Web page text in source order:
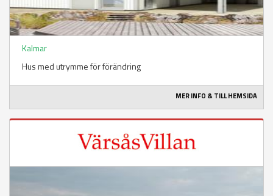
Kalmar
Hus med utrymme för förändring
MER INFO & TILL HEMSIDA